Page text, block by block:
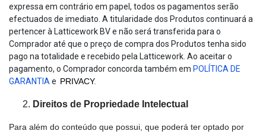
expressa em contrário em papel, todos os pagamentos serão
efectuados de imediato. A titularidade dos Produtos continuará a
pertencer à Latticework BV e não será transferida para o
Comprador até que o preço de compra dos Produtos tenha sido
pago na totalidade e recebido pela Latticework. Ao aceitar o
pagamento, o Comprador concorda também em POLÍTICA DE
GARANTIAe PRIVACY.
Direitos de Propriedade Intelectual
Para além do conteúdo que possui, que poderá ter optado por